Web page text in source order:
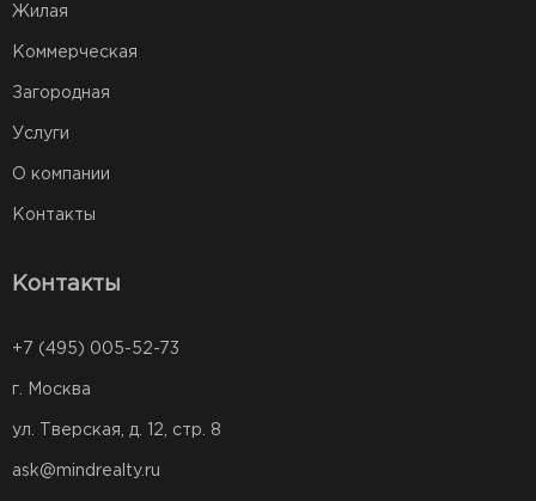
Жилая
Коммерческая
Загородная
Услуги
О компании
Контакты
Контакты
+7 (495) 005-52-73
г. Москва
ул. Тверская, д. 12, стр. 8
ask@mindrealty.ru